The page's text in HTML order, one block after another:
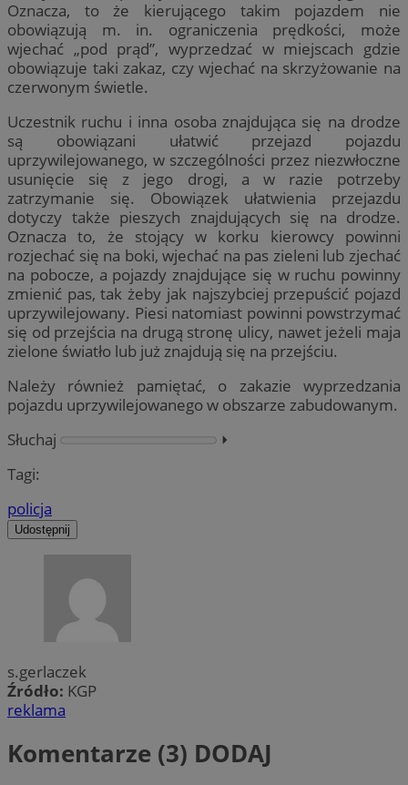
Oznacza, to że kierującego takim pojazdem nie
obowiązują m. in. ograniczenia prędkości, może
wjechać „pod prąd”, wyprzedzać w miejscach gdzie
obowiązuje taki zakaz, czy wjechać na skrzyżowanie na
czerwonym świetle.
Uczestnik ruchu i inna osoba znajdująca się na drodze
są obowiązani ułatwić przejazd pojazdu
uprzywilejowanego, w szczególności przez niezwłoczne
usunięcie się z jego drogi, a w razie potrzeby
zatrzymanie się. Obowiązek ułatwienia przejazdu
dotyczy także pieszych znajdujących się na drodze.
Oznacza to, że stojący w korku kierowcy powinni
rozjechać się na boki, wjechać na pas zieleni lub zjechać
na pobocze, a pojazdy znajdujące się w ruchu powinny
zmienić pas, tak żeby jak najszybciej przepuścić pojazd
uprzywilejowany. Piesi natomiast powinni powstrzymać
się od przejścia na drugą stronę ulicy, nawet jeżeli maja
zielone światło lub już znajdują się na przejściu.
Należy również pamiętać, o zakazie wyprzedzania
pojazdu uprzywilejowanego w obszarze zabudowanym.
Słuchaj
⏵︎
Tagi:
policja
Udostępnij
s.gerlaczek
Źródło: KGP
reklama
Komentarze (3) DODAJ